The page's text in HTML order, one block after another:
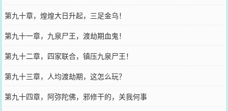
第九十章，煌煌大日升起，三足金乌！
第九十一章，九泉尸王，渡劫期血鬼！
第九十二章，四家联合，镇压九泉尸王！
第九十三章，人均渡劫期，这怎么玩？
第九十四章，阿弥陀佛，邪修干的，关我何事